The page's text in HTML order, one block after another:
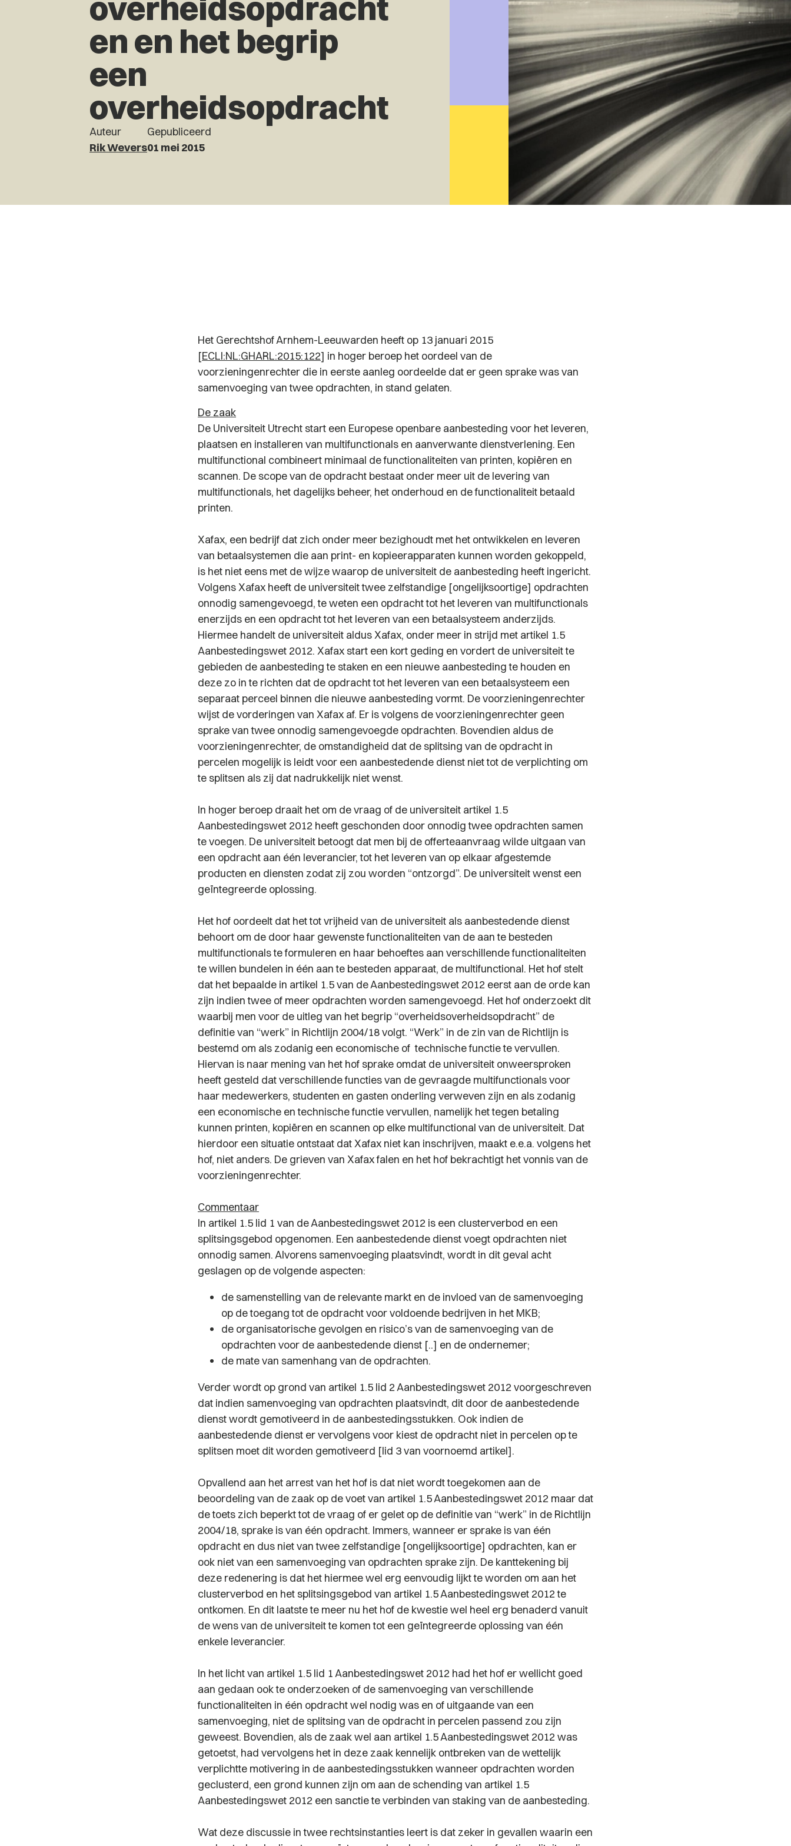
en en het begrip
een
overheidsopdracht
Auteur
Rik Wevers
Gepubliceerd
01 mei 2015
Het Gerechtshof Arnhem-Leeuwarden heeft op 13 januari 2015
[ECLI:NL:GHARL:2015:122] in hoger beroep het oordeel van de
voorzieningenrechter die in eerste aanleg oordeelde dat er geen sprake was van
samenvoeging van twee opdrachten, in stand gelaten.
De zaak
De Universiteit Utrecht start een Europese openbare aanbesteding voor het leveren,
plaatsen en installeren van multifunctionals en aanverwante dienstverlening. Een
multifunctional combineert minimaal de functionaliteiten van printen, kopiëren en
scannen. De scope van de opdracht bestaat onder meer uit de levering van
multifunctionals, het dagelijks beheer, het onderhoud en de functionaliteit betaald
printen.
Xafax, een bedrijf dat zich onder meer bezighoudt met het ontwikkelen en leveren
van betaalsystemen die aan print- en kopieerapparaten kunnen worden gekoppeld,
is het niet eens met de wijze waarop de universiteit de aanbesteding heeft ingericht.
Volgens Xafax heeft de universiteit twee zelfstandige [ongelijksoortige] opdrachten
onnodig samengevoegd, te weten een opdracht tot het leveren van multifunctionals
enerzijds en een opdracht tot het leveren van een betaalsysteem anderzijds.
Hiermee handelt de universiteit aldus Xafax, onder meer in strijd met artikel 1.5
Aanbestedingswet 2012. Xafax start een kort geding en vordert de universiteit te
gebieden de aanbesteding te staken en een nieuwe aanbesteding te houden en
deze zo in te richten dat de opdracht tot het leveren van een betaalsysteem een
separaat perceel binnen die nieuwe aanbesteding vormt. De voorzieningenrechter
wijst de vorderingen van Xafax af. Er is volgens de voorzieningenrechter geen
sprake van twee onnodig samengevoegde opdrachten. Bovendien aldus de
voorzieningenrechter, de omstandigheid dat de splitsing van de opdracht in
percelen mogelijk is leidt voor een aanbestedende dienst niet tot de verplichting om
te splitsen als zij dat nadrukkelijk niet wenst.
In hoger beroep draait het om de vraag of de universiteit artikel 1.5
Aanbestedingswet 2012 heeft geschonden door onnodig twee opdrachten samen
te voegen. De universiteit betoogt dat men bij de offerteaanvraag wilde uitgaan van
een opdracht aan één leverancier, tot het leveren van op elkaar afgestemde
producten en diensten zodat zij zou worden “ontzorgd”. De universiteit wenst een
geïntegreerde oplossing.
Het hof oordeelt dat het tot vrijheid van de universiteit als aanbestedende dienst
behoort om de door haar gewenste functionaliteiten van de aan te besteden
multifunctionals te formuleren en haar behoeftes aan verschillende functionaliteiten
te willen bundelen in één aan te besteden apparaat, de multifunctional. Het hof stelt
dat het bepaalde in artikel 1.5 van de Aanbestedingswet 2012 eerst aan de orde kan
zijn indien twee of meer opdrachten worden samengevoegd. Het hof onderzoekt dit
waarbij men voor de uitleg van het begrip “overheidsoverheidsopdracht” de
definitie van “werk” in Richtlijn 2004/18 volgt. “Werk” in de zin van de Richtlijn is
bestemd om als zodanig een economische of technische functie te vervullen.
Hiervan is naar mening van het hof sprake omdat de universiteit onweersproken
heeft gesteld dat verschillende functies van de gevraagde multifunctionals voor
haar medewerkers, studenten en gasten onderling verweven zijn en als zodanig
een economische en technische functie vervullen, namelijk het tegen betaling
kunnen printen, kopiëren en scannen op elke multifunctional van de universiteit. Dat
hierdoor een situatie ontstaat dat Xafax niet kan inschrijven, maakt e.e.a. volgens het
hof, niet anders. De grieven van Xafax falen en het hof bekrachtigt het vonnis van de
voorzieningenrechter.
Commentaar
In artikel 1.5 lid 1 van de Aanbestedingswet 2012 is een clusterverbod en een
splitsingsgebod opgenomen. Een aanbestedende dienst voegt opdrachten niet
onnodig samen. Alvorens samenvoeging plaatsvindt, wordt in dit geval acht
geslagen op de volgende aspecten:
de samenstelling van de relevante markt en de invloed van de samenvoeging
op de toegang tot de opdracht voor voldoende bedrijven in het MKB;
de organisatorische gevolgen en risico’s van de samenvoeging van de
opdrachten voor de aanbestedende dienst [..] en de ondernemer;
de mate van samenhang van de opdrachten.
Verder wordt op grond van artikel 1.5 lid 2 Aanbestedingswet 2012 voorgeschreven
dat indien samenvoeging van opdrachten plaatsvindt, dit door de aanbestedende
dienst wordt gemotiveerd in de aanbestedingsstukken. Ook indien de
aanbestedende dienst er vervolgens voor kiest de opdracht niet in percelen op te
splitsen moet dit worden gemotiveerd [lid 3 van voornoemd artikel].
Opvallend aan het arrest van het hof is dat niet wordt toegekomen aan de
beoordeling van de zaak op de voet van artikel 1.5 Aanbestedingswet 2012 maar dat
de toets zich beperkt tot de vraag of er gelet op de definitie van “werk” in de Richtlijn
2004/18, sprake is van één opdracht. Immers, wanneer er sprake is van één
opdracht en dus niet van twee zelfstandige [ongelijksoortige] opdrachten, kan er
ook niet van een samenvoeging van opdrachten sprake zijn. De kanttekening bij
deze redenering is dat het hiermee wel erg eenvoudig lijkt te worden om aan het
clusterverbod en het splitsingsgebod van artikel 1.5 Aanbestedingswet 2012 te
ontkomen. En dit laatste te meer nu het hof de kwestie wel heel erg benaderd vanuit
de wens van de universiteit te komen tot een geïntegreerde oplossing van één
enkele leverancier.
In het licht van artikel 1.5 lid 1 Aanbestedingswet 2012 had het hof er wellicht goed
aan gedaan ook te onderzoeken of de samenvoeging van verschillende
functionaliteiten in één opdracht wel nodig was en of uitgaande van een
samenvoeging, niet de splitsing van de opdracht in percelen passend zou zijn
geweest. Bovendien, als de zaak wel aan artikel 1.5 Aanbestedingswet 2012 was
getoetst, had vervolgens het in deze zaak kennelijk ontbreken van de wettelijk
verplichtte motivering in de aanbestedingsstukken wanneer opdrachten worden
geclusterd, een grond kunnen zijn om aan de schending van artikel 1.5
Aanbestedingswet 2012 een sanctie te verbinden van staking van de aanbesteding.
Wat deze discussie in twee rechtsinstanties leert is dat zeker in gevallen waarin een